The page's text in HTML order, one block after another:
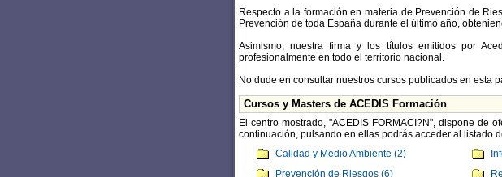
Respecto a la formación en materia de Prevención de
Prevención de toda España durante el último año,
Asimismo, nuestra firma y los títulos emitidos por
profesionalmente en todo el territorio nacional.
No dude en consultar nuestros cursos publicados en esta
Cursos y Masters de ACEDIS Formación
El centro mostrado, "ACEDIS FORMACI?N", dispone de
continuación, pulsando en ellas podrás acceder al listado
Calidad y Medio Ambiente (2)
Prevención de Riesgos (6)